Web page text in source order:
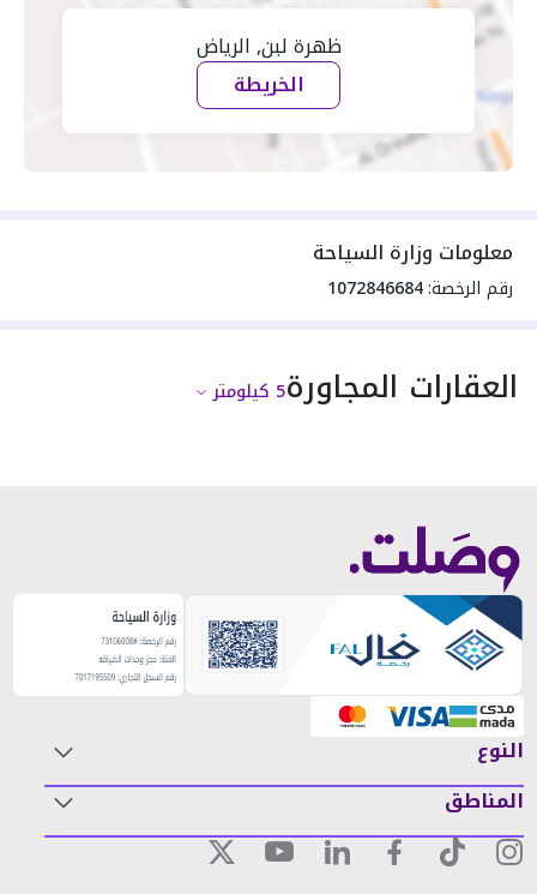
ظهرة لبن, الرياض
الخريطة
معلومات وزارة السياحة
رقم الرخصة:1072846684
العقارات المجاورة5 كيلومتر
النوع
المناطق